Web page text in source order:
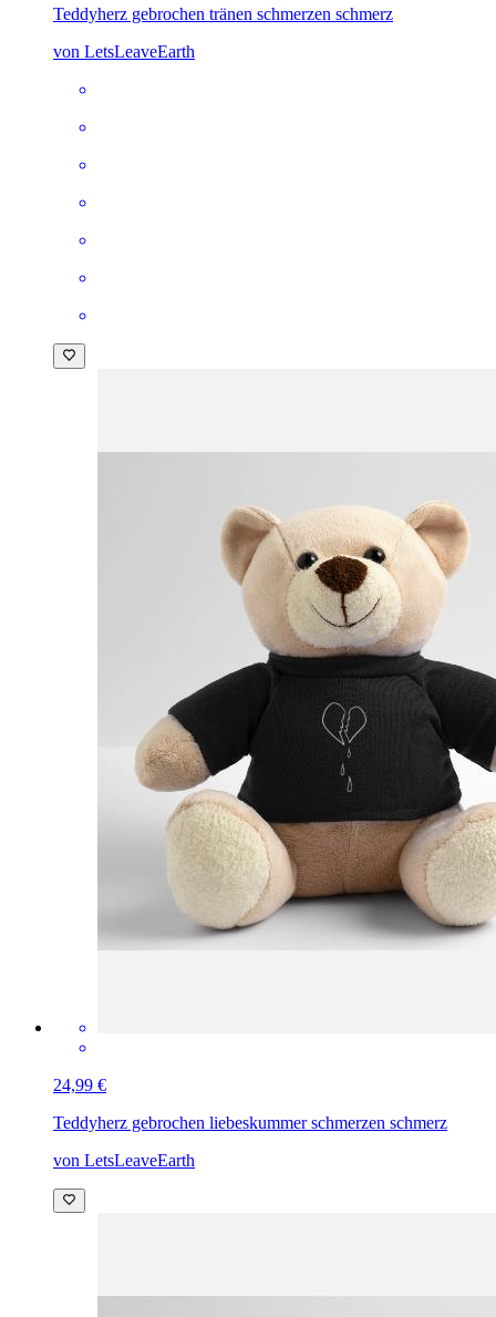
Teddyherz gebrochen tränen schmerzen schmerz
von LetsLeaveEarth
24,99 €
Teddyherz gebrochen liebeskummer schmerzen schmerz
von LetsLeaveEarth